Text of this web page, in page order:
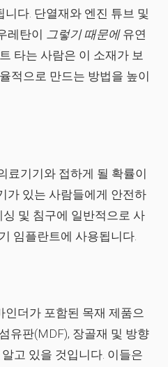
다. 단열재와 엔진 튜브 및
레탄이 그렇기 때문에유연
타는 사람은 이 소재가 보
적으로 만드는 방법을 높이
료기기와 접하게 될 확률이
가 있는 사람들에게 안전하
및 침구에 일반적으로 사
임플란트에 사용됩니다.
더가 포함된 목재 제품으
유판(MDF), 장골재 및 방향
고 있을 것입니다. 이들은